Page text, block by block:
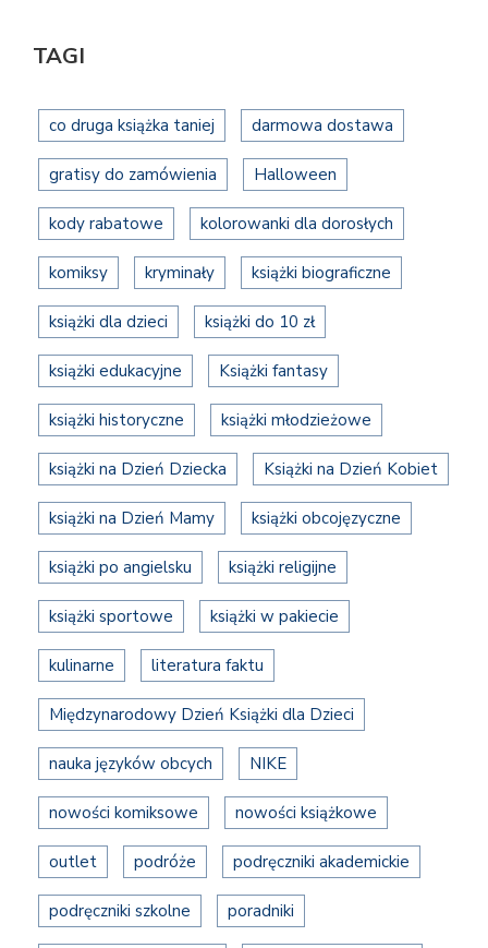
TAGI
co druga książka taniej darmowa dostawa
gratisy do zamówienia Halloween
kody rabatowe kolorowanki dla dorosłych
komiksy kryminały książki biograficzne
książki dla dzieci książki do 10 zł
książki edukacyjne Książki fantasy
książki historyczne książki młodzieżowe
książki na Dzień Dziecka Książki na Dzień Kobiet
książki na Dzień Mamy książki obcojęzyczne
książki po angielsku książki religijne
książki sportowe książki w pakiecie
kulinarne literatura faktu
Międzynarodowy Dzień Książki dla Dzieci
nauka języków obcych NIKE
nowości komiksowe nowości książkowe
outlet podróże podręczniki akademickie
podręczniki szkolne poradniki